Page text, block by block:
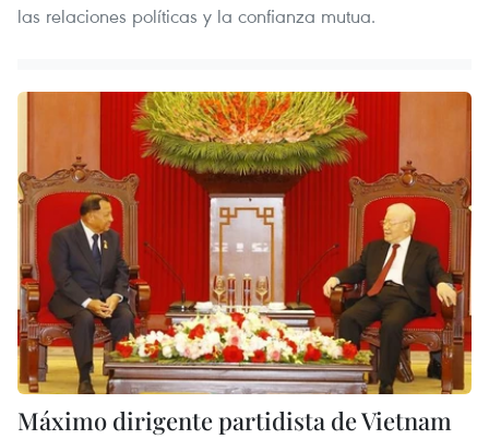
las relaciones políticas y la confianza mutua.
Máximo dirigente partidista de Vietnam